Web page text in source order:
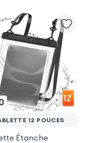
12 POUCES
Étanche